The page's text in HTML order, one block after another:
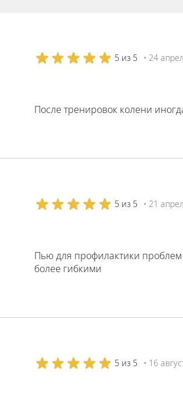
5 из 5 • 24
После тренировок колени
5 из 5 • 21
Пью для профилактики проблем
более гибкими
5 из 5 • 16